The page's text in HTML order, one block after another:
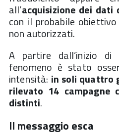
all’acquisizione dei
con il probabile
non autorizzati.
A partire dall’inizio
fenomeno è stato
intensità: in soli quattro
rilevato 14 campagne
distinti.
Il messaggio esca